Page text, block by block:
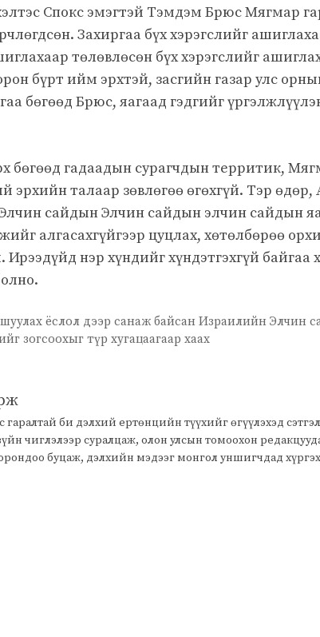
Спокс эмэгтэй Тэмдэм Брюс Мягмар
Захиргаа бүх хэрэгслийг
төлөвлөсөн бүх хэрэгслийг
бүрт ийм эрхтэй, засгийн газар улс
бөгөөд Брюс, яагаад гэдгийг
бөгөөд гадаадын сурагчдын территик,
эрхийн талаар зөвлөгөө өгөхгүй. Тэр
сайдын Элчин сайдын элчин сайдын
алгасахгүйгээр цуцлах, хөтөлбөрөө
нэр хүндийг хүндэтгэхгүй байгаа
ёслол дээр санаж байсан Израилийн Элчин
зогсоохыг түр хугацаагаар хаах
гаралтай би дэлхий ертөнцийн түүхийг өгүүлэхэд
чиглэлээр суралцаж, олон улсын томоохон
буцаж, дэлхийн мэдээг монгол уншигчдад